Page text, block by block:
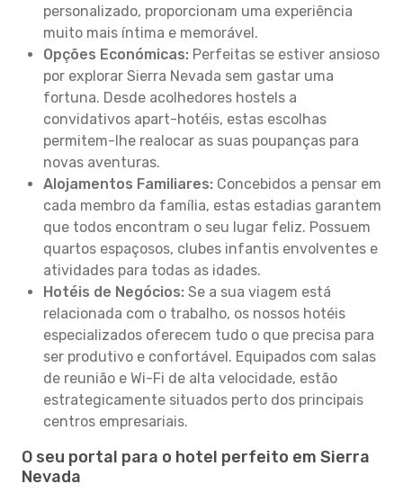
personalizado, proporcionam uma experiência
muito mais íntima e memorável.
Opções Económicas: Perfeitas se estiver ansioso
por explorar Sierra Nevada sem gastar uma
fortuna. Desde acolhedores hostels a
convidativos apart-hotéis, estas escolhas
permitem-lhe realocar as suas poupanças para
novas aventuras.
Alojamentos Familiares: Concebidos a pensar em
cada membro da família, estas estadias garantem
que todos encontram o seu lugar feliz. Possuem
quartos espaçosos, clubes infantis envolventes e
atividades para todas as idades.
Hotéis de Negócios: Se a sua viagem está
relacionada com o trabalho, os nossos hotéis
especializados oferecem tudo o que precisa para
ser produtivo e confortável. Equipados com salas
de reunião e Wi-Fi de alta velocidade, estão
estrategicamente situados perto dos principais
centros empresariais.
O seu portal para o hotel perfeito em Sierra
Nevada